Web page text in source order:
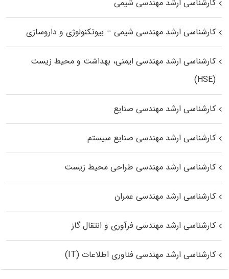
کارشناسی ارشد مهندسی شیمی
کارشناسی ارشد مهندسی شیمی – بیوتکنولوژی و داروسازی
کارشناسی ارشد مهندسی ایمنی، بهداشت و محیط زیست
(HSE)
کارشناسی ارشد مهندسی صنایع
کارشناسی ارشد مهندسی صنایع سیستم
کارشناسی ارشد مهندسی طراحی محیط زیست
کارشناسی ارشد مهندسی عمران
کارشناسی ارشد مهندسی فرآوری و انتقال گاز
کارشناسی ارشد مهندسی فناوری اطلاعات (IT)